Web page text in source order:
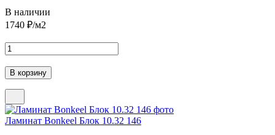
В наличии
1740 ₽/м2
Ламинат Bonkeel Блок 10.32 146